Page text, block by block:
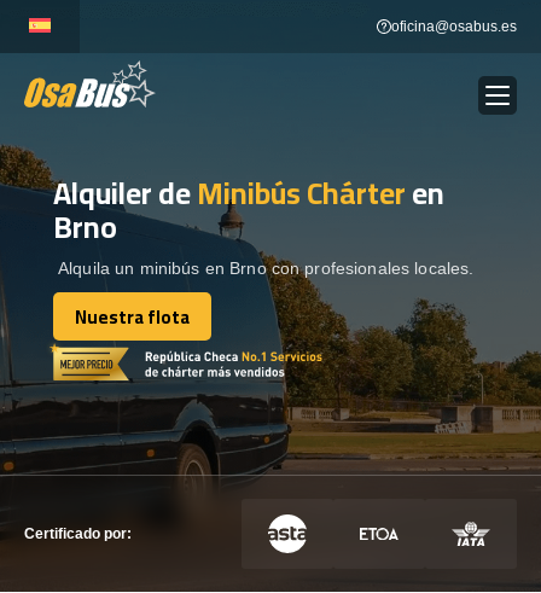
content
oficina@osabus.es
ALQUILER DE AUTOCARES Show dropdown
DESTINOS
RECORRIDAS Show dropdown
Alquiler deMinibús Chárteren
Brno
Alquila un minibús en Brno con profesionales locales.
Nuestra flota
Nuestra flota
Certificado por: